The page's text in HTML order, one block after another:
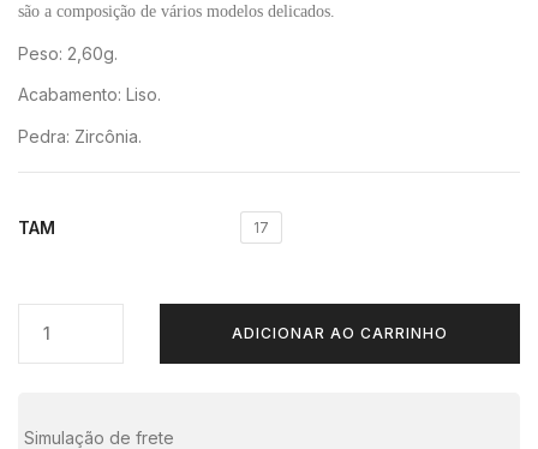
são a composição de vários modelos delicados.
Peso: 2,60g.
Acabamento: Liso.
Pedra: Zircônia.
TAM 17
ADICIONAR AO CARRINHO
Simulação de frete